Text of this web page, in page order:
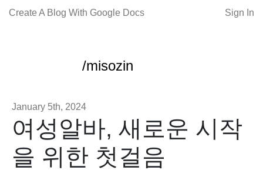
Create A Blog With Google Docs Sign In
/misozin
January 5th, 2024
여성알바, 새로운 시작
을 위한 첫걸음